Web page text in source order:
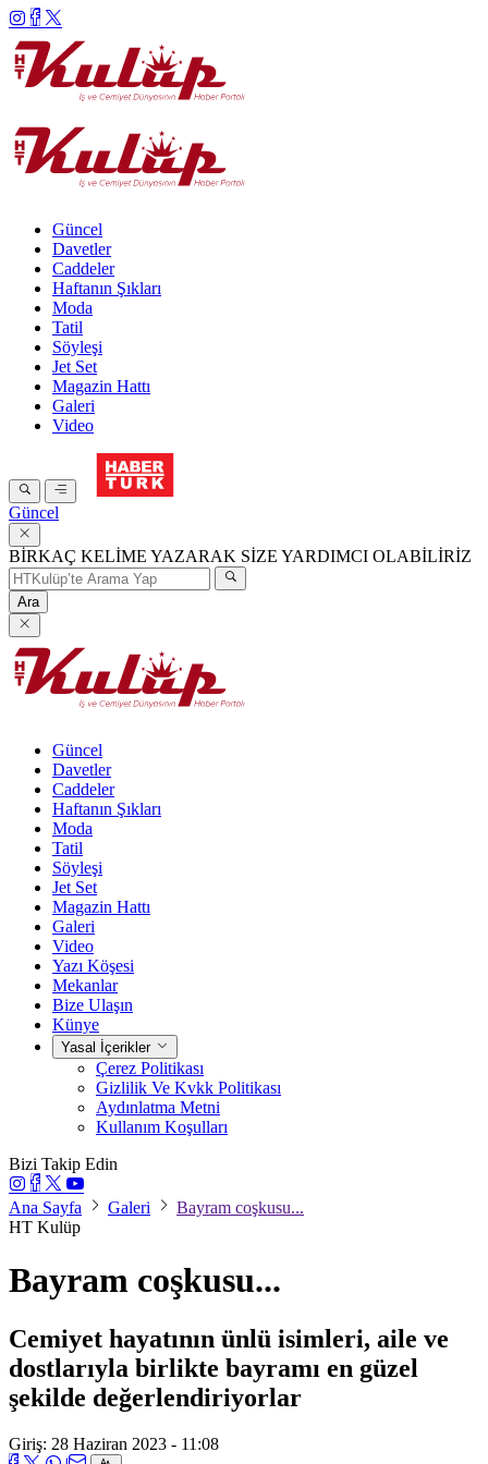
Güncel
Davetler
Caddeler
Haftanın Şıkları
Moda
Tatil
Söyleşi
Jet Set
Magazin Hattı
Galeri
Video
Güncel
BİRKAÇ KELİME YAZARAK SİZE YARDIMCI OLABİLİRİZ
Ara
Güncel
Davetler
Caddeler
Haftanın Şıkları
Moda
Tatil
Söyleşi
Jet Set
Magazin Hattı
Galeri
Video
Yazı Köşesi
Mekanlar
Bize Ulaşın
Künye
Yasal İçerikler
Çerez Politikası
Gizlilik Ve Kvkk Politikası
Aydınlatma Metni
Kullanım Koşulları
Bizi Takip Edin
Ana Sayfa Galeri
Bayram coşkusu...
HT Kulüp
Bayram coşkusu...
Cemiyet hayatının ünlü isimleri, aile ve
dostlarıyla birlikte bayramı en güzel
şekilde değerlendiriyorlar
Giriş: 28 Haziran 2023 - 11:08